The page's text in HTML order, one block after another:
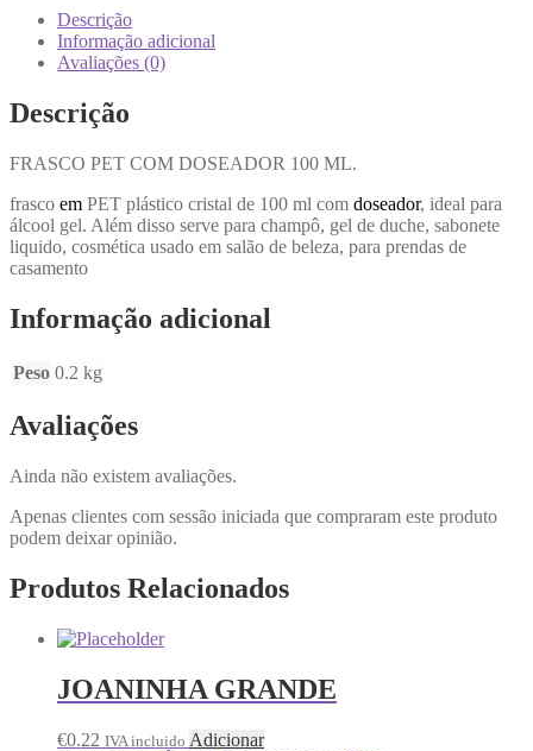
Descrição
Informação adicional
Avaliações (0)
Descrição
FRASCO PET COM DOSEADOR 100 ML.
frasco em PET plástico cristal de 100 ml com doseador, ideal para
álcool gel. Além disso serve para champô, gel de duche, sabonete
liquido, cosmética usado em salão de beleza, para prendas de
casamento
Informação adicional
Peso 0.2 kg
Avaliações
Ainda não existem avaliações.
Apenas clientes com sessão iniciada que compraram este produto
podem deixar opinião.
Produtos Relacionados
JOANINHA GRANDE
€0.22 IVA incluido Adicionar